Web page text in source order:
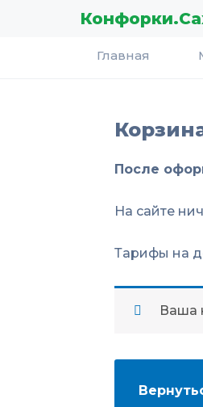
Главная
После
На сайте
Тарифы на
Ваша